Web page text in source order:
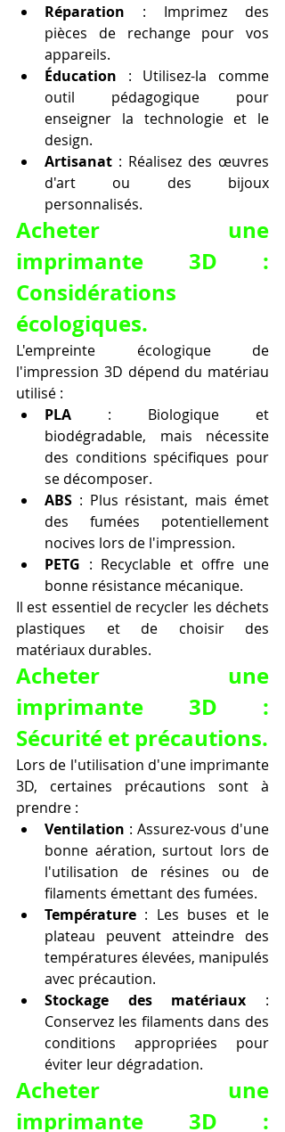
Réparation : Imprimez des
pièces de rechange pour vos
appareils.
Éducation : Utilisez-la comme
outil pédagogique pour
enseigner la technologie et le
design.
Artisanat : Réalisez des œuvres
d'art ou des bijoux
personnalisés.
Acheter une
imprimante 3D :
Considérations
écologiques.
L'empreinte écologique de
l'impression 3D dépend du matériau
utilisé :
PLA : Biologique et
biodégradable, mais nécessite
des conditions spécifiques pour
se décomposer.
ABS : Plus résistant, mais émet
des fumées potentiellement
nocives lors de l'impression.
PETG : Recyclable et offre une
bonne résistance mécanique.
Il est essentiel de recycler les déchets
plastiques et de choisir des
matériaux durables.
Acheter une
imprimante 3D :
Sécurité et précautions.
Lors de l'utilisation d'une imprimante
3D, certaines précautions sont à
prendre :
Ventilation : Assurez-vous d'une
bonne aération, surtout lors de
l'utilisation de résines ou de
filaments émettant des fumées.
Température : Les buses et le
plateau peuvent atteindre des
températures élevées, manipulés
avec précaution.
Stockage des matériaux :
Conservez les filaments dans des
conditions appropriées pour
éviter leur dégradation.
Acheter une
imprimante 3D :